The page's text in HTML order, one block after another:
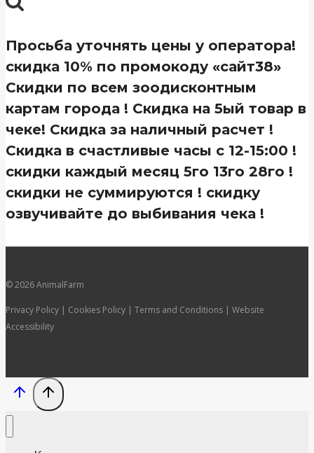
Просьба уточнять цены у оператора!
скидка 10% по промокоду «сайт38»
Скидки по всем зоодисконтным
картам города ! Скидка на 5ый товар в
чеке! Скидка за наличный расчет !
Скидка в счастливые часы с 12-15:00 !
скидки каждый месяц 5го 13го 28го !
скидки не суммируются ! скидку
озвучивайте до выбивания чека !
© 2026 AnimalFarm
Privacy Policy | Cookies Policy | Terms and Conditions | Website
Accessibility